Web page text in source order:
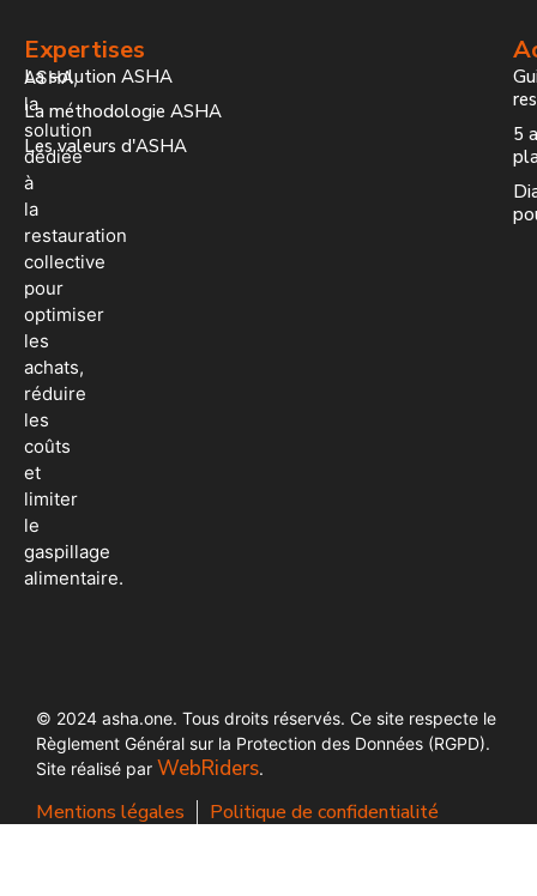
ASHA,
la
solution
dédiée
à
la
restauration
collective
pour
optimiser
les
achats,
réduire
les
coûts
et
limiter
le
gaspillage
alimentaire.
Expertises
La solution ASHA
La méthodologie ASHA
Les valeurs d'ASHA
5
© 2024 asha.one. Tous droits réservés. Ce site respecte le
Règlement Général sur la Protection des Données (RGPD).
Site réalisé par WebRiders.
Mentions légales Politique de confidentialité